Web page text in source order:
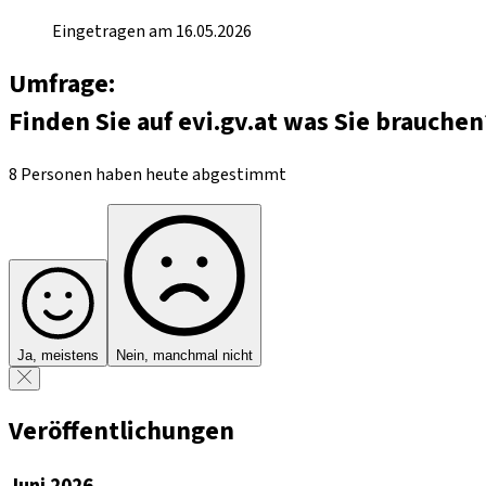
Eingetragen am 16.05.2026
Umfrage:
Finden Sie auf evi.gv.at was Sie
8 Personen haben heute abgestimmt
Ja, meistens Nein, manchmal nicht
Veröffentlichungen